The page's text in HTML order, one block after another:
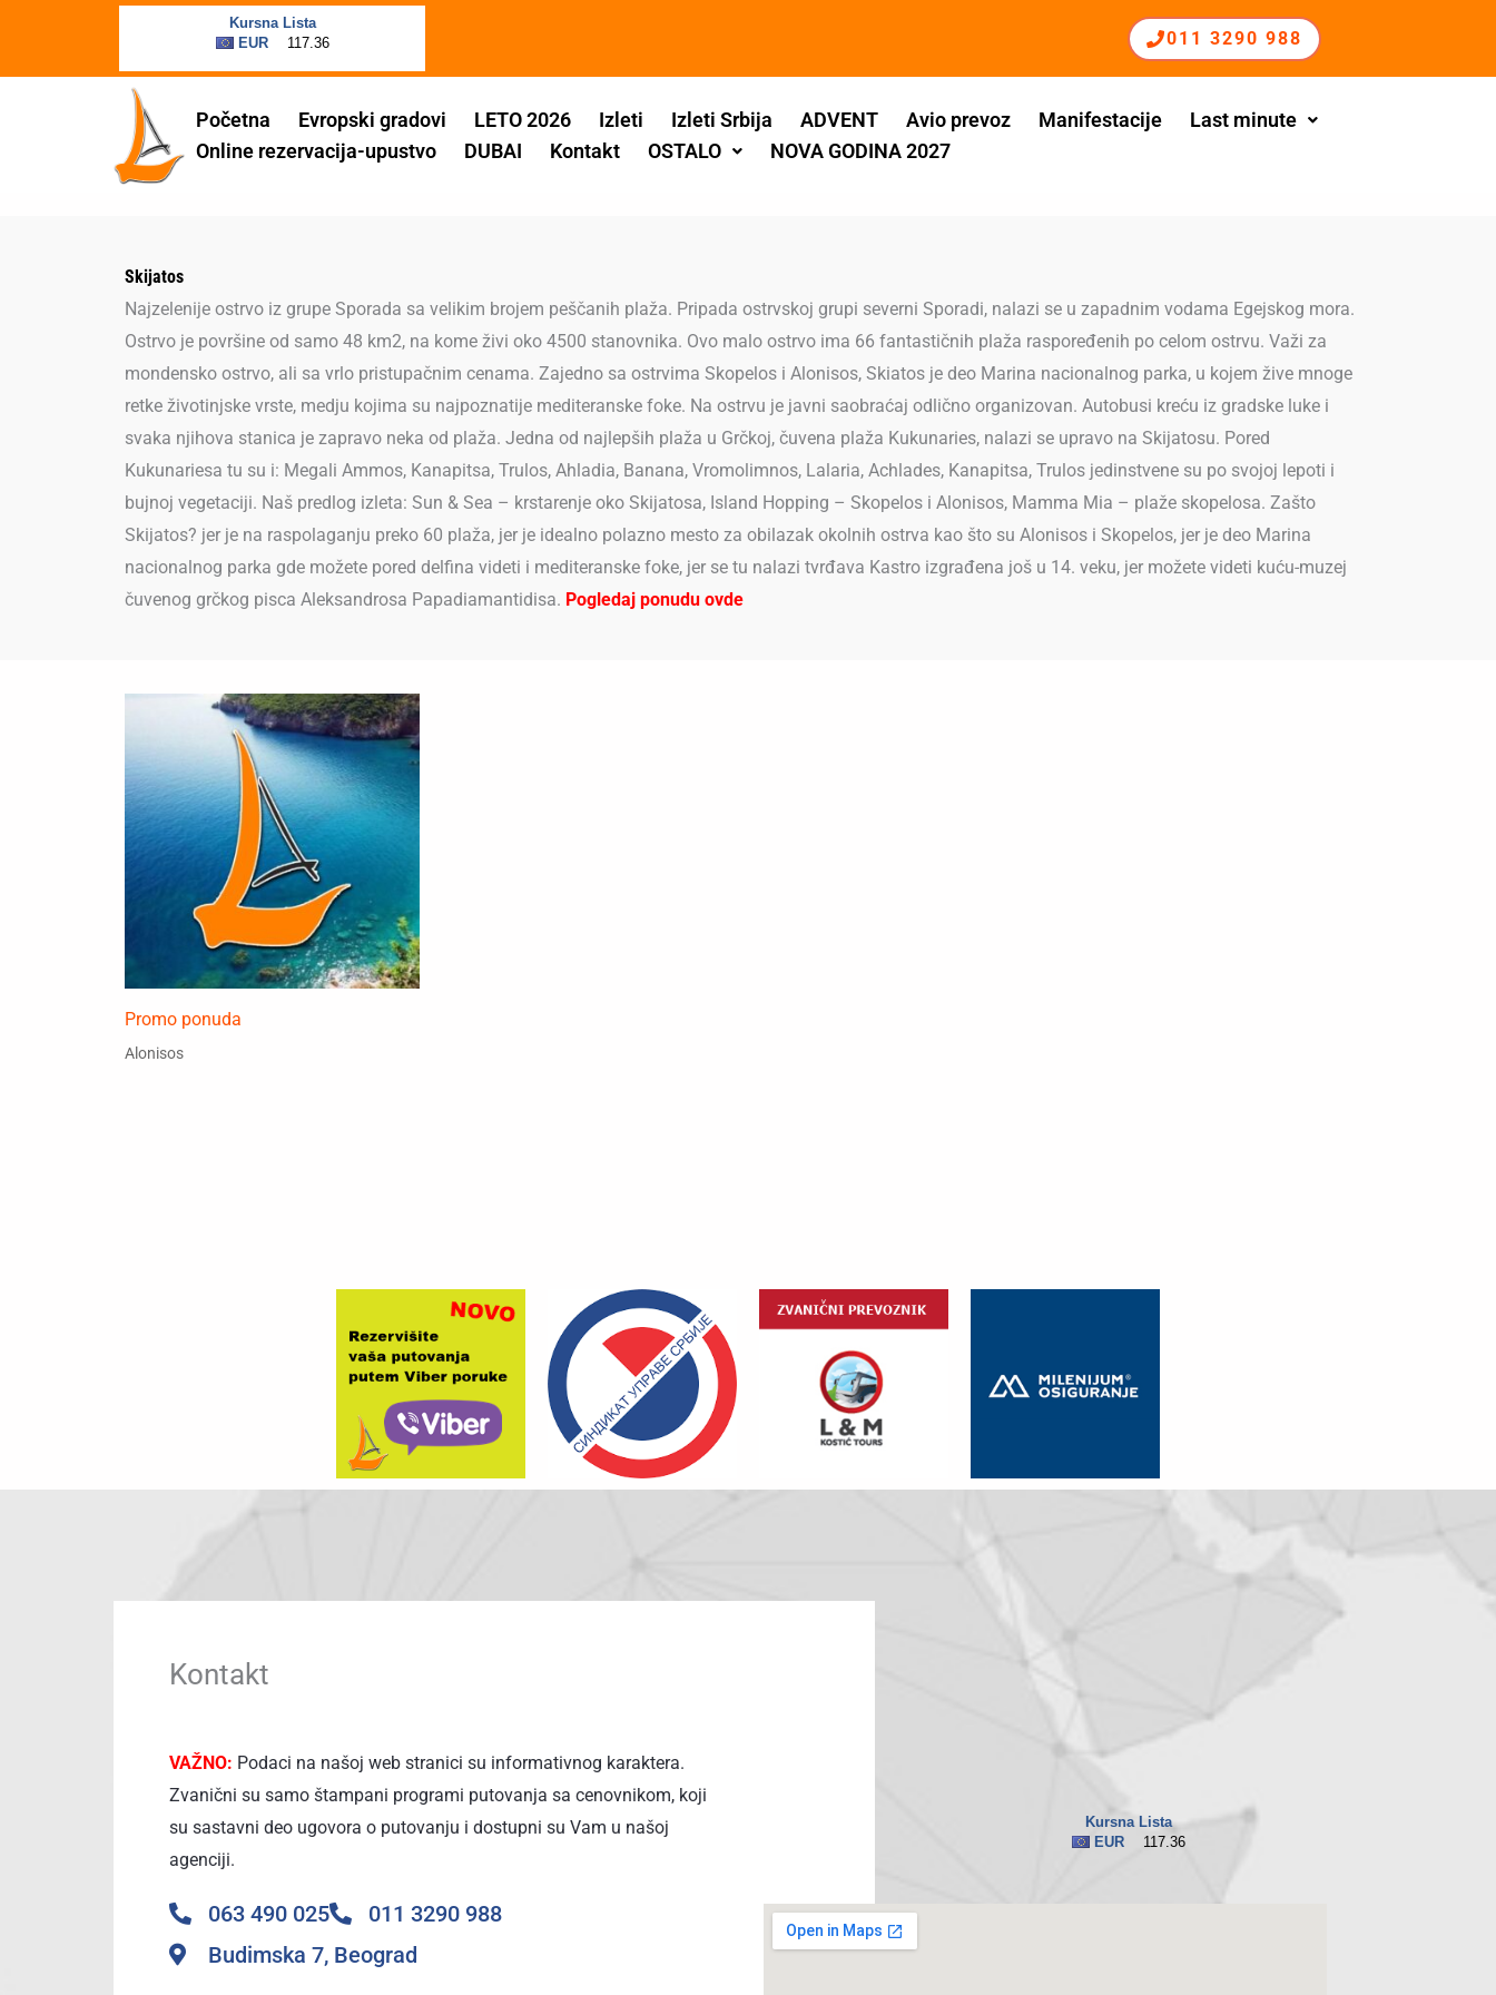
садржај
011 3290 988
Početna Evropski gradovi LETO 2026 Izleti Izleti Srbija ADVENT Avio prevoz Manifestacije
Last minute
Online rezervacija-upustvo
DUBAI Kontakt OSTALO NOVA GODINA 2027
Skijatos
Najzelenije ostrvo iz grupe Sporada sa velikim brojem peščanih plaža. Pripada ostrvskoj grupi severni Sporadi, nalazi se u zapadnim vodama Egejskog mora.
Ostrvo je površine od samo 48 km2, na kome živi oko 4500 stanovnika. Ovo malo ostrvo ima 66 fantastičnih plaža raspoređenih po celom ostrvu. Važi za
mondensko ostrvo, ali sa vrlo pristupačnim cenama. Zajedno sa ostrvima Skopelos i Alonisos, Skiatos je deo Marina nacionalnog parka, u kojem žive mnoge
retke životinjske vrste, medju kojima su najpoznatije mediteranske foke. Na ostrvu je javni saobraćaj odlično organizovan. Autobusi kreću iz gradske luke i
svaka njihova stanica je zapravo neka od plaža. Jedna od najlepših plaža u Grčkoj, čuvena plaža Kukunaries, nalazi se upravo na Skijatosu. Pored
Kukunariesa tu su i: Megali Ammos, Kanapitsa, Trulos, Ahladia, Banana, Vromolimnos, Lalaria, Achlades, Kanapitsa, Trulos jedinstvene su po svojoj lepoti i
bujnoj vegetaciji. Naš predlog izleta: Sun & Sea – krstarenje oko Skijatosa, Island Hopping – Skopelos i Alonisos, Mamma Mia – plaže skopelosa. Zašto
Skijatos? jer je na raspolaganju preko 60 plaža, jer je idealno polazno mesto za obilazak okolnih ostrva kao što su Alonisos i Skopelos, jer je deo Marina
nacionalnog parka gde možete pored delfina videti i mediteranske foke, jer se tu nalazi tvrđava Kastro izgrađena još u 14. veku, jer možete videti kuću-muzej
čuvenog grčkog pisca Aleksandrosa Papadiamantidisa. Pogledaj ponudu ovde
Promo ponuda
Alonisos
Kontakt
VAŽNO: Podaci na našoj web stranici su informativnog karaktera.
Zvanični su samo štampani programi putovanja sa cenovnikom, koji
su sastavni deo ugovora o putovanju i dostupni su Vam u našoj
agenciji.
063 490 025
011 3290 988
Budimska 7, Beograd